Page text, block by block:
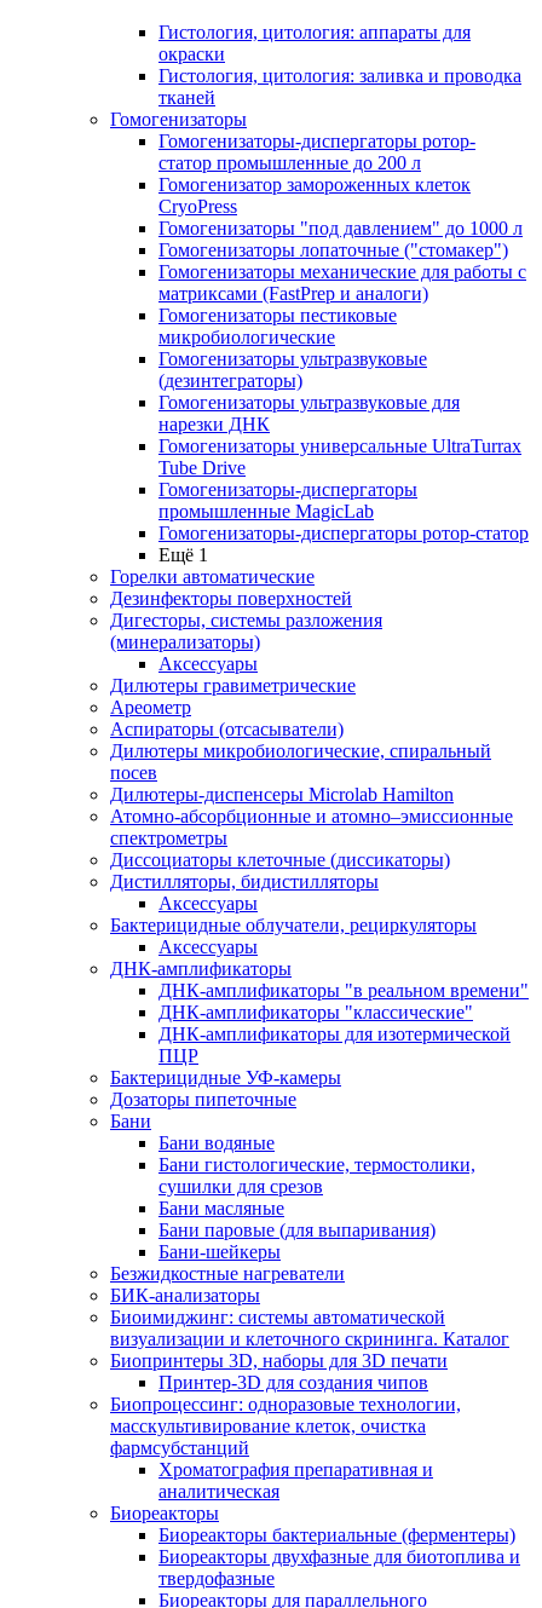
Гистология, цитология: аппараты для
окраски
Гистология, цитология: заливка и проводка
тканей
Гомогенизаторы
Гомогенизаторы-диспергаторы ротор-
статор промышленные до 200 л
Гомогенизатор замороженных клеток
CryoPress
Гомогенизаторы "под давлением" до 1000 л
Гомогенизаторы лопаточные ("стомакер")
Гомогенизаторы механические для работы с
матриксами (FastPrep и аналоги)
Гомогенизаторы пестиковые
микробиологические
Гомогенизаторы ультразвуковые
(дезинтеграторы)
Гомогенизаторы ультразвуковые для
нарезки ДНК
Гомогенизаторы универсальные UltraTurrax
Tube Drive
Гомогенизаторы-диспергаторы
промышленные MagicLab
Гомогенизаторы-диспергаторы ротор-статор
Ещё 1
Горелки автоматические
Дезинфекторы поверхностей
Дигесторы, системы разложения
(минерализаторы)
Аксессуары
Дилютеры гравиметрические
Ареометр
Аспираторы (отсасыватели)
Дилютеры микробиологические, спиральный
посев
Дилютеры-диспенсеры Microlab Hamilton
Атомно-абсорбционные и атомно–эмиссионные
спектрометры
Диссоциаторы клеточные (диссикаторы)
Дистилляторы, бидистилляторы
Аксессуары
Бактерицидные облучатели, рециркуляторы
Аксессуары
ДНК-амплификаторы
ДНК-амплификаторы "в реальном времени"
ДНК-амплификаторы "классические"
ДНК-амплификаторы для изотермической
ПЦР
Бактерицидные УФ-камеры
Дозаторы пипеточные
Бани
Бани водяные
Бани гистологические, термостолики,
сушилки для срезов
Бани масляные
Бани паровые (для выпаривания)
Бани-шейкеры
Безжидкостные нагреватели
БИК-анализаторы
Биоимиджинг: системы автоматической
визуализации и клеточного скрининга. Каталог
Биопринтеры 3D, наборы для 3D печати
Принтер-3D для создания чипов
Биопроцессинг: одноразовые технологии,
масскультивирование клеток, очистка
фармсубстанций
Хроматография препаративная и
аналитическая
Биореакторы
Биореакторы бактериальные (ферментеры)
Биореакторы двухфазные для биотоплива и
твердофазные
Биореакторы для параллельного